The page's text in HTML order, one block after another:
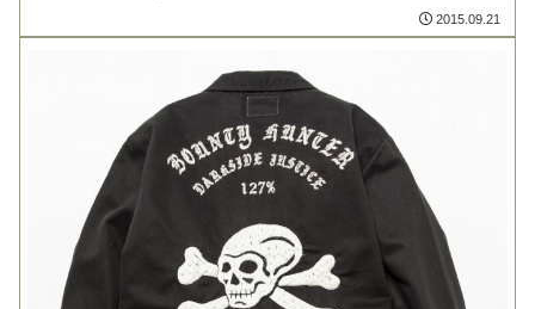
2015.09.21